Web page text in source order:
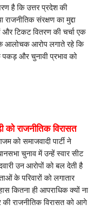
है कि उत्तर प्रदेश की
संरक्षण का मुद्दा
और टिकट वितरण की चर्चा एक
के आलोचक आरोप लगाते रहे कि
पकड़ और चुनावी प्रभाव को
को राजनीतिक विरासत
को समाजवादी पार्टी ने
चुनाव में उन्हें स्वार सीट
उन आरोपों को बल देती है
के परिवारों को लगातार
कितना ही आपराधिक क्यों ना
राजनीतिक विरासत को आगे